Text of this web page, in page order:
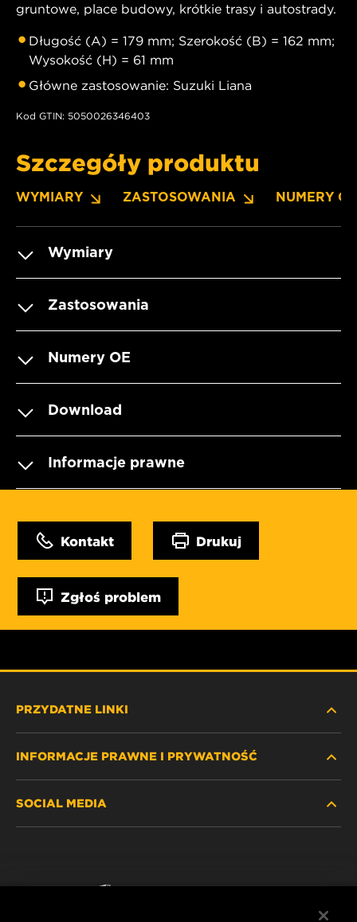
gruntowe, place budowy, krótkie trasy i autostrady.
Długość (A) = 179 mm; Szerokość (B) = 162 mm;
Wysokość (H) = 61 mm
Główne zastosowanie: Suzuki Liana
Kod GTIN: 5050026346403
Szczegóły produktu
WYMIARY ZASTOSOWANIA NUMERY OE
Wymiary
Zastosowania
Numery OE
Download
Informacje prawne
Kontakt Drukuj
Zgłoś problem
PRZYDATNE LINKI
GDZIE KUPIĆ
INFORMACJE PRAWNE I PRYWATNOŚĆ
SOCIAL MEDIA